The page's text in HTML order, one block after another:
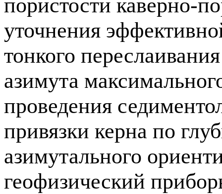
пористости каверно-
уточнения
тонкого
азимута
проведения
привязки керна по
азимутального
геофизический